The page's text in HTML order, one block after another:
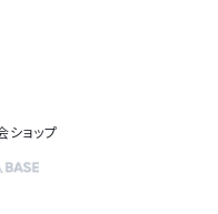
ョップ